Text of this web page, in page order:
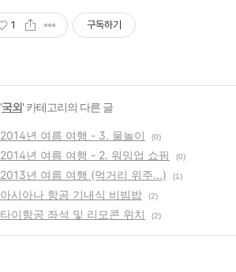
1 구독하기
'국외' 카테고리의 다른 글
2014년 여름 여행 - 3. 물놀이 (0)
2014년 여름 여행 - 2. 워밍업 쇼핑 (0)
2013년 여름 여행 (먹거리 위주...) (1)
아시아나 항공 기내식 비빔밥 (2)
타이항공 좌석 및 리모콘 위치 (2)